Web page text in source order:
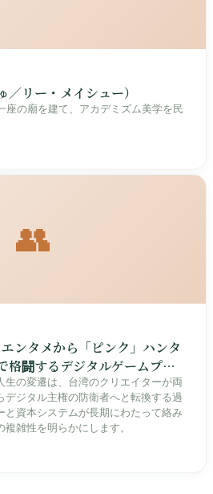
リー・メイシュー）
座の廟を建て、アカデミズム美学を民
👥
ンタメから「ピンク」ハンタ
格闘するデジタルゲームプレ
生の変遷は、台湾のクリエイターが両
デジタル主権の防衛者へと転換する過
と資本システムが長期にわたって絡み
雑性を明らかにします。